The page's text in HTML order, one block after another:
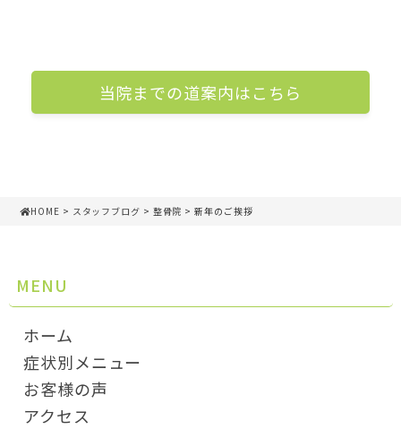
当院までの道案内はこちら
HOME > スタッフブログ > 整骨院 > 新年のご挨拶
MENU
ホーム
症状別メニュー
お客様の声
アクセス